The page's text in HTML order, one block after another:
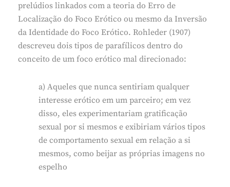
prelúdios linkados com a teoria do Erro de
Localização do Foco Erótico ou mesmo da Inversão
da Identidade do Foco Erótico. Rohleder (1907)
descreveu dois tipos de parafílicos dentro do
conceito de um foco erótico mal direcionado:
a) Aqueles que nunca sentiriam qualquer
interesse erótico em um parceiro; em vez
disso, eles experimentariam gratificação
sexual por si mesmos e exibiriam vários tipos
de comportamento sexual em relação a si
mesmos, como beijar as próprias imagens no
espelho